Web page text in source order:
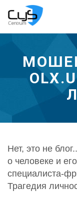
Нет, это не
о человеке и
специалиста-
Трагедия